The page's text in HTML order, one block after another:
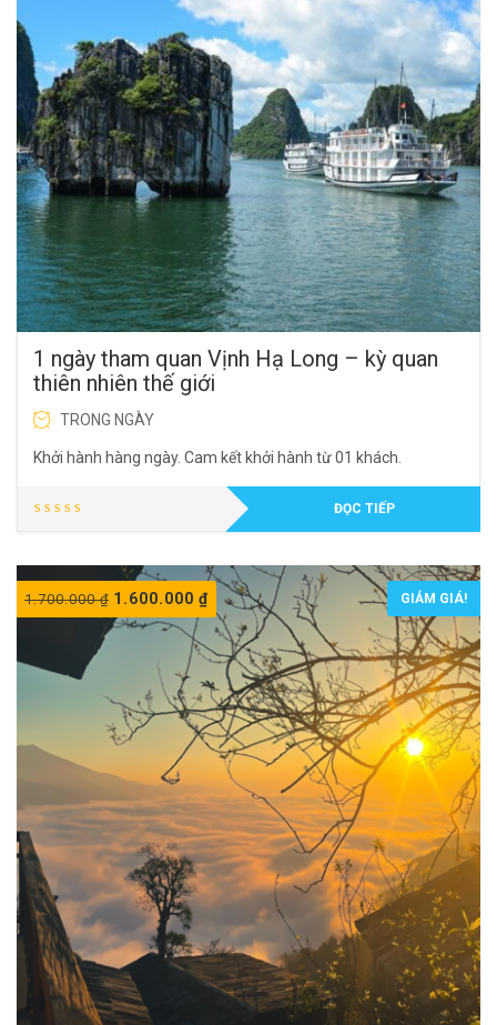
1 ngày tham quan Vịnh Hạ Long – kỳ quan
thiên nhiên thế giới
TRONG NGÀY
Khởi hành hàng ngày. Cam kết khởi hành từ 01 khách.
ĐỌC TIẾP
1.700.000₫ 1.600.000 ₫ GIẢM GIÁ!